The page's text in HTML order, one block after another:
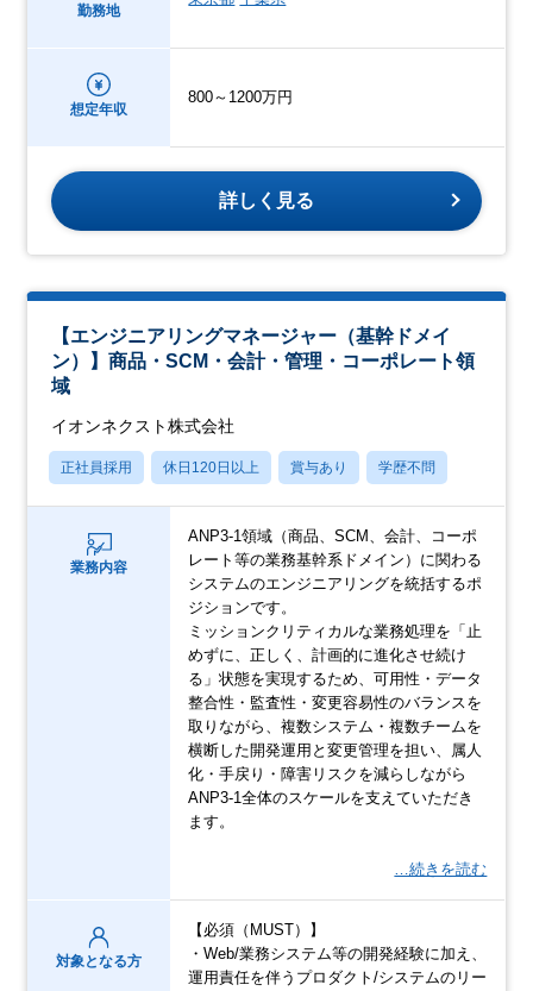
勤務地
想定年収
800～1200万円
詳しく見る
【エンジニアリングマネージャー（基幹ドメイ
ン）】商品・SCM・会計・管理・コーポレート領
域
イオンネクスト株式会社
正社員採用 休日120日以上 賞与あり 学歴不問
業務内容
ANP3-1領域（商品、SCM、会計、コーポ
レート等の業務基幹系ドメイン）に関わる
システムのエンジニアリングを統括するポ
ジションです。
ミッションクリティカルな業務処理を「止
めずに、正しく、計画的に進化させ続け
る」状態を実現するため、可用性・データ
整合性・監査性・変更容易性のバランスを
取りながら、複数システム・複数チームを
横断した開発運用と変更管理を担い、属人
化・手戻り・障害リスクを減らしながら
ANP3-1全体のスケールを支えていただき
ます。
…続きを読む
対象となる方
【必須（MUST）】
・Web/業務システム等の開発経験に加え、
運用責任を伴うプロダクト/システムのリー